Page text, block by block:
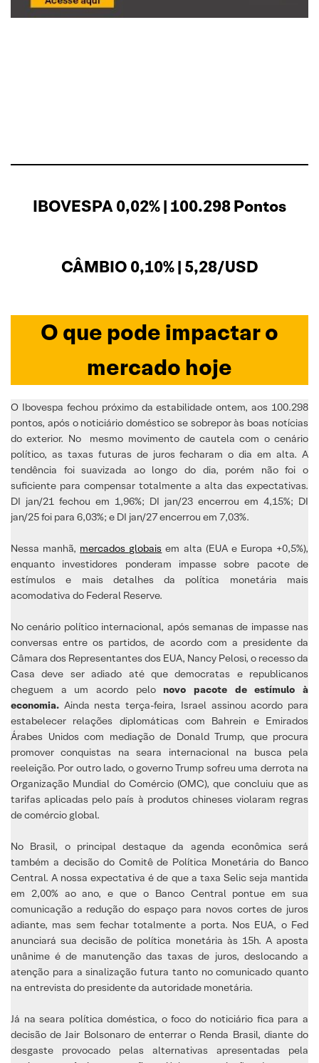
IBOVESPA 0,02% | 100.298 Pontos
CÂMBIO 0,10% | 5,28/USD
O que pode impactar o
mercado hoje
O Ibovespa fechou próximo da estabilidade ontem, aos 100.298
pontos, após o noticiário doméstico se sobrepor às boas notícias
do exterior. No mesmo movimento de cautela com o cenário
político, as taxas futuras de juros fecharam o dia em alta. A
tendência foi suavizada ao longo do dia, porém não foi o
suficiente para compensar totalmente a alta das expectativas.
DI jan/21 fechou em 1,96%; DI jan/23 encerrou em 4,15%; DI
jan/25 foi para 6,03%; e DI jan/27 encerrou em 7,03%.
Nessa manhã, mercados globais em alta (EUA e Europa +0,5%),
enquanto investidores ponderam impasse sobre pacote de
estímulos e mais detalhes da política monetária mais
acomodativa do Federal Reserve.
No cenário político internacional, após semanas de impasse nas
conversas entre os partidos, de acordo com a presidente da
Câmara dos Representantes dos EUA, Nancy Pelosi, o recesso da
Casa deve ser adiado até que democratas e republicanos
cheguem a um acordo pelonovo pacote de estímulo à
economia. Ainda nesta terça-feira, Israel assinou acordo para
estabelecer relações diplomáticas com Bahrein e Emirados
Árabes Unidos com mediação de Donald Trump, que procura
promover conquistas na seara internacional na busca pela
reeleição. Por outro lado, o governo Trump sofreu uma derrota na
Organização Mundial do Comércio (OMC), que concluiu que as
tarifas aplicadas pelo país à produtos chineses violaram regras
de comércio global.
No Brasil, o principal destaque da agenda econômica será
também a decisão do Comitê de Política Monetária do Banco
Central. A nossa expectativa é de que a taxa Selic seja mantida
em 2,00% ao ano, e que o Banco Central pontue em sua
comunicação a redução do espaço para novos cortes de juros
adiante, mas sem fechar totalmente a porta. Nos EUA, o Fed
anunciará sua decisão de política monetária às 15h. A aposta
unânime é de manutenção das taxas de juros, deslocando a
atenção para a sinalização futura tanto no comunicado quanto
na entrevista do presidente da autoridade monetária.
Já na seara política doméstica, o foco do noticiário fica para a
decisão de Jair Bolsonaro de enterrar o Renda Brasil, diante do
desgaste provocado pelas alternativas apresentadas pela